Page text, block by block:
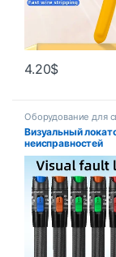
4.20$
Оборудование для
Визуальный
неисправностей
1/10/20/30/50/
Тестовая ручка
оптоволоконного
FTTH Тестер
волокна SC/FC/ST
Интерфейс 2,5 мм